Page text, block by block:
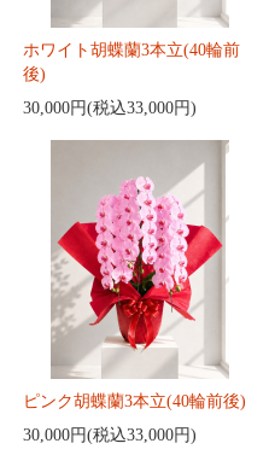
ホワイト胡蝶蘭3本立(40輪前
後)
30,000円(税込33,000円)
ピンク胡蝶蘭3本立(40輪前後)
30,000円(税込33,000円)